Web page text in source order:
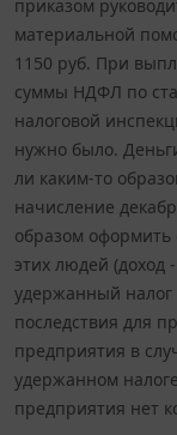
приказом
материальной
1150 руб. При
суммы НДФЛ по
налоговой
нужно было.
ли каким-то
начисление
образом
этих людей (доход
удержанный налог
последствия для
предприятия в
удержанном
предприятия нет